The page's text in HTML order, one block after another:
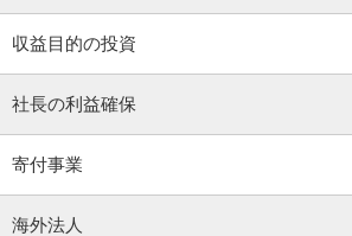
収益目的の投資
社長の利益確保
寄付事業
海外法人